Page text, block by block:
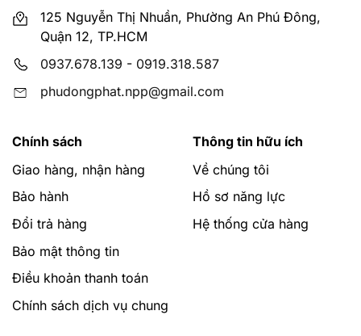
125 Nguyễn Thị Nhuần, Phường An Phú Đông,
Quận 12, TP.HCM
0937.678.139 - 0919.318.587
phudongphat.npp@gmail.com
Chính sách
Giao hàng, nhận hàng
Bảo hành
Đổi trả hàng
Bảo mật thông tin
Điều khoản thanh toán
Chính sách dịch vụ chung
Thông tin hữu ích
Về chúng tôi
Hồ sơ năng lực
Hệ thống cửa hàng